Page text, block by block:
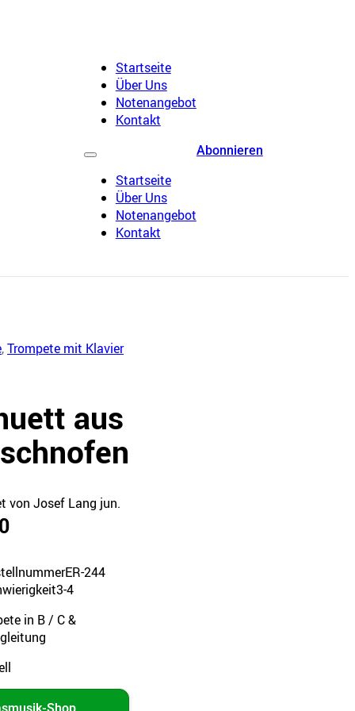
Startseite
Über Uns
Notenangebot
Kontakt
Startseite
Über Uns
Notenangebot
Kontakt
Abonnieren
,Trompete mit Klavier
aus
von Josef Lang jun.
ER-244
3-4
in B / C &